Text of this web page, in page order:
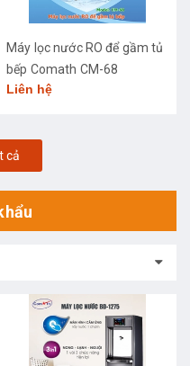
Máy lọc nước RO để gầm tủ
bếp Comath CM-68
Liên hệ
cả